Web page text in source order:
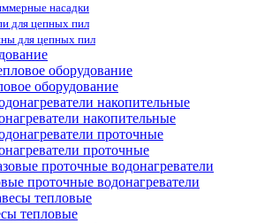
насадки
для цепных пил
для цепных пил
оборудование
накопительные
проточные
проточные водонагреватели
тепловые